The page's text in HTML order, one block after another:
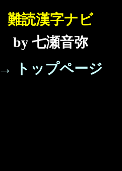
難読漢字ナビ
by 七瀬音弥
→ トップページ